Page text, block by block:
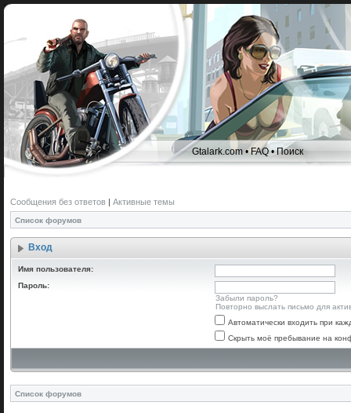
Gtalark.com •FAQ•Поиск
Сообщения без ответов | Активные темы
Список форумов
Вход
Имя пользователя:
Пароль:
Забыли пароль?
Повторно выслать письмо для
Автоматически входить при
Скрыть моё пребывание на
Список форумов